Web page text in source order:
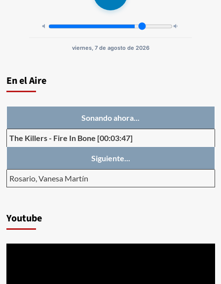
viernes, 7 de agosto de 2026
En el Aire
Sonando ahora...
The Killers- Fire In Bone [00:03:47]
Siguiente...
Rosario, Vanesa Martín
Youtube